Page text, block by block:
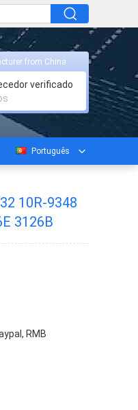
from China
verificado
Português
10R-9348
3126B
RMB